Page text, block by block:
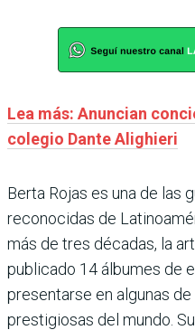
Lea más: Anuncian
colegio Dante Alighieri
Berta Rojas es una de las
reconocidas de
más de tres décadas, la
publicado 14 álbumes de
presentarse en algunas
prestigiosas del mundo.